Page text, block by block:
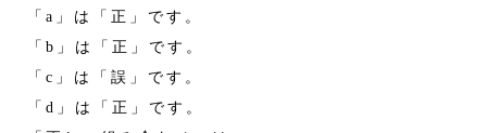
「a」は「正」です。
「b」は「正」です。
「c」は「誤」です。
「d」は「正」です。